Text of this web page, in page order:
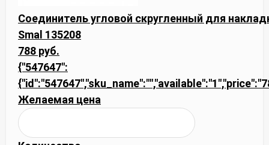
Соединитель угловой скругленный для
Smal 135208
788 руб.
{"547647":
Желаемая цена